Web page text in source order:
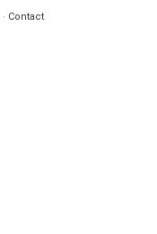
· Contact